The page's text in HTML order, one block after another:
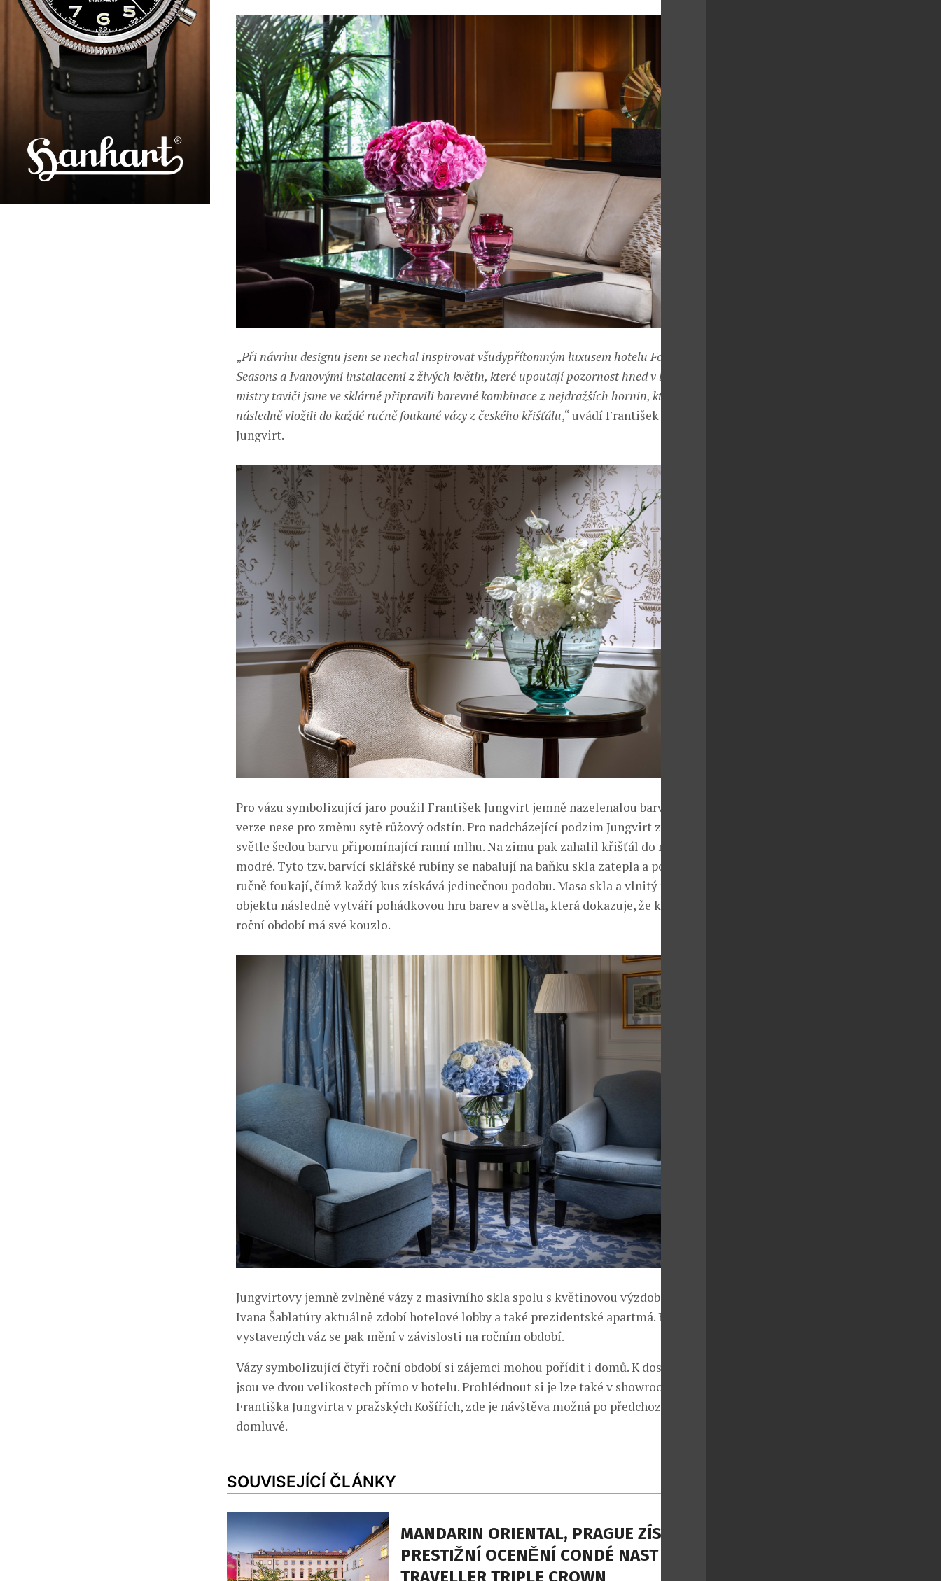
„Při návrhu designu jsem se nechal inspirovat všudypřítomným luxusem hotelu Four
Seasons a Ivanovými instalacemi z živých květin, které upoutají pozornost hned v lobby. S
mistry taviči jsme ve sklárně připravili barevné kombinace z nejdražších hornin, které jsme
následně vložili do každé ručně foukané vázy z českého křišťálu,“ uvádí František
Jungvirt.
Pro vázu symbolizující jaro použil František Jungvirt jemně nazelenalou barvu, letní
verze nese pro změnu sytě růžový odstín. Pro nadcházející podzim Jungvirt zvolil
světle šedou barvu připomínající ranní mlhu. Na zimu pak zahalil křišťál do mrazivě
modré. Tyto tzv. barvící sklářské rubíny se nabalují na baňku skla zatepla a poté se
ručně foukají, čímž každý kus získává jedinečnou podobu. Masa skla a vlnitý tvar
objektu následně vytváří pohádkovou hru barev a světla, která dokazuje, že každé
roční období má své kouzlo.
Jungvirtovy jemně zvlněné vázy z masivního skla spolu s květinovou výzdobou od
Ivana Šablatúry aktuálně zdobí hotelové lobby a také prezidentské apartmá. Barva
vystavených váz se pak mění v závislosti na ročním období.
Vázy symbolizující čtyři roční období si zájemci mohou pořídit i domů. K dostání
jsou ve dvou velikostech přímo v hotelu. Prohlédnout si je lze také v showroomu
Františka Jungvirta v pražských Košířích, zde je návštěva možná po předchozí
domluvě.
SOUVISEJÍCÍ ČLÁNKY
MANDARIN ORIENTAL, PRAGUE ZÍSKAL
PRESTIŽNÍ OCENĚNÍ CONDÉ NAST